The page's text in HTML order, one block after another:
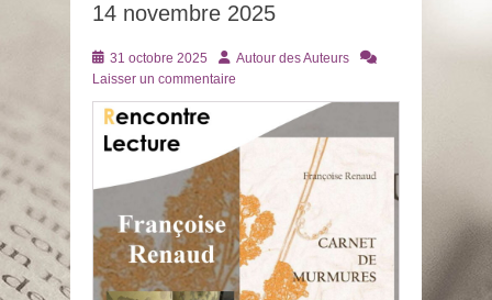
14 novembre 2025
Posté
le
31 octobre 2025 AuteurAutour des Auteurs
Laisser un commentaire